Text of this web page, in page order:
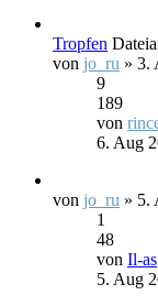
Tropfen
von jo_ru » 3.
9
189
von
6. Aug
von jo_ru » 5.
1
48
von Il-as
5. Aug